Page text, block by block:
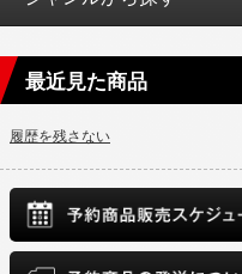
最近見た商品
履歴を残さない